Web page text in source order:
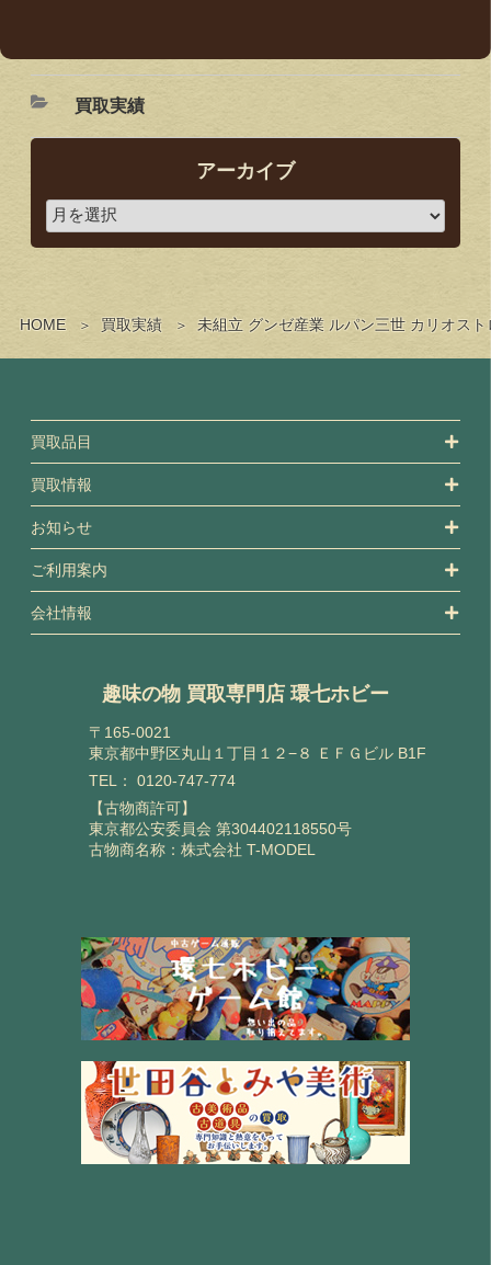
HOME 買取実績 未組立 グンゼ産業 ルパン三世 カリオス
買取実績
アーカイブ
買取品目
買取情報
お知らせ
ご利用案内
会社情報
趣味の物 買取専門店 環七ホビー
〒165-0021
東京都中野区丸山１丁目１２−８ ＥＦＧビル B1F
TEL： 0120-747-774
【古物商許可】
東京都公安委員会 第304402118550号
古物商名称：株式会社 T-MODEL